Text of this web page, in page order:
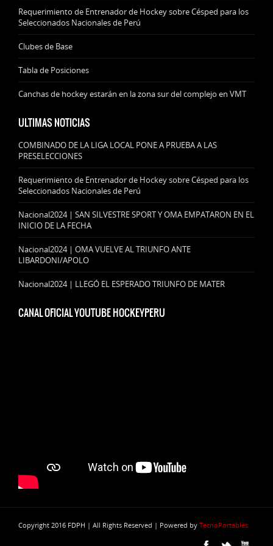
Requerimiento de Entrenador de Hockey sobre Césped para los
Seleccionados Nacionales de Perú
Clubes de Base
Tabla de Posiciones
Canchas de hockey estarán en la zona sur del complejo en VMT
ULTIMAS NOTICIAS
COMBINADO DE LA LIGA LOCAL PONE A PRUEBA A LAS
PRESELECCIONES
Requerimiento de Entrenador de Hockey sobre Césped para los
Seleccionados Nacionales de Perú
Nacional2024 | SAN SILVESTRE SPORT Y OMA EMPATARON EN EL
INICIO DE LA FECHA
Nacional2024 | OMA VUELVE AL TRIUNFO ANTE
LIBARDONI/APOLO
Nacional2024 | LLEGÓ EL ESPERADO TRIUNFO DE MATER
CANAL OFICIAL YOUTUBE HOCKEYPERU
Copyright 2016 FDPH | All Rights Reserved | Powered by TecnoPortables